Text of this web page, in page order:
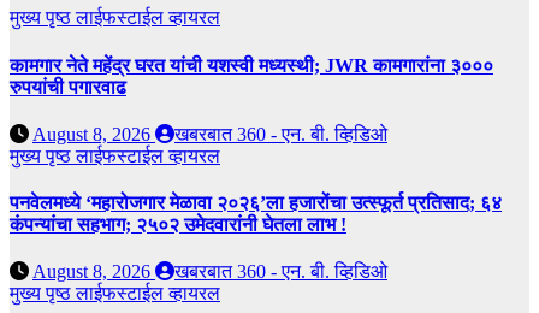
मुख्य पृष्ठलाईफस्टाईलव्हायरल
कामगार नेते महेंद्र घरत यांची यशस्वी मध्यस्थी; JWR कामगारांना ३०००
रुपयांची पगारवाढ
August 8, 2026
खबरबात 360 - एन. बी. व्हिडिओ
मुख्य पृष्ठलाईफस्टाईलव्हायरल
पनवेलमध्ये ‘महारोजगार मेळावा २०२६’ला हजारोंचा उत्स्फूर्त प्रतिसाद; ६४
कंपन्यांचा सहभाग; २५०२ उमेदवारांनी घेतला लाभ !
August 8, 2026
खबरबात 360 - एन. बी. व्हिडिओ
मुख्य पृष्ठलाईफस्टाईलव्हायरल